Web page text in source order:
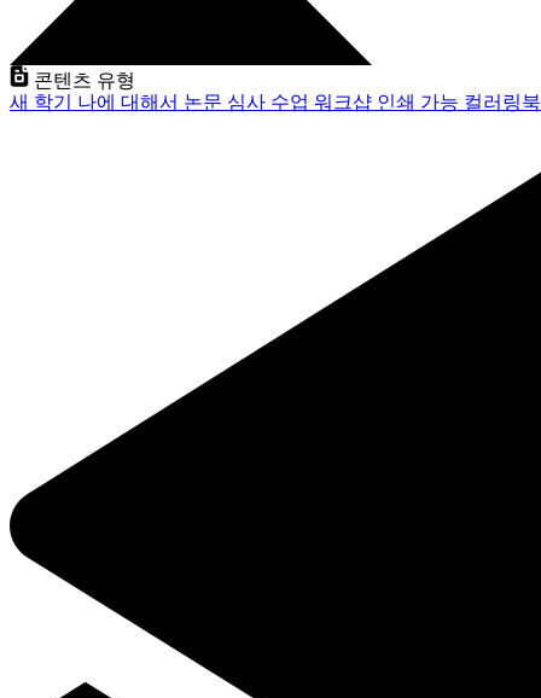
콘텐츠 유형
새 학기 나에 대해서 논문 심사 수업 워크샵 인쇄 가능 컬러링북